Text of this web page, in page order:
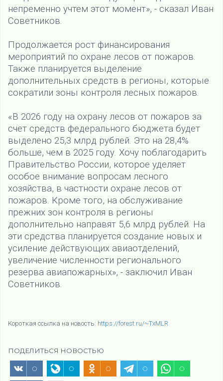
непременно учтем этот момент», - сказал Иван
Советников.
Продолжается рост финансирования
мероприятий по охране лесов от пожаров.
Также планируется выделение
дополнительных средств в регионы, которые
сократили зоны контроля лесных пожаров.
«В 2026 году на охрану лесов от пожаров за
счет средств федерального бюджета будет
выделено 25,3 млрд рублей. Это на 28,4%
больше, чем в 2025 году. Хочу поблагодарить
Правительство России, которое уделяет
особое внимание вопросам лесного
хозяйства, в частности охране лесов от
пожаров. Кроме того, на обслуживание
прежних зон контроля в регионы
дополнительно направят 5,6 млрд рублей. На
эти средства планируется создание новых и
усиление действующих авиаотделений,
увеличение численности регионального
резерва авиапожарных», - заключил Иван
Советников.
Короткая ссылка на новость: https://forest.ru/~TxMLR
ПОДЕЛИТЬСЯ НОВОСТЬЮ